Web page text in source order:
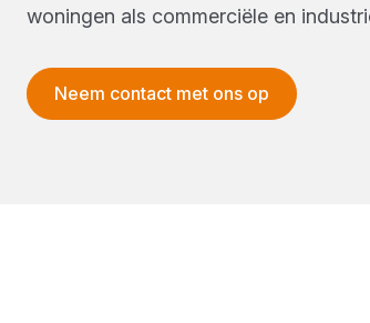
woningen als commerciële en
Neem contact met ons op